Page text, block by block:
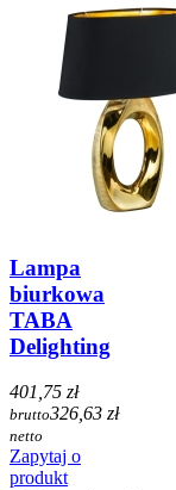
Lampa
biurkowa
TABA
Delighting
401,75 zł
brutto326,63 zł
netto
Zapytaj o
produkt